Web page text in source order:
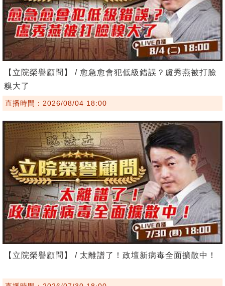
【立院榮譽顧問】 / 愈急愈會犯低級錯誤？盧秀燕被打臉
糗大了
直播時間：2026/08/04 18:00
【立院榮譽顧問】 / 太離譜了！政壇新病毒全面擴散中！